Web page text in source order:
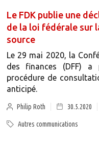
Le FDK publie une
de la loi fédérale sur
source
Le 29 mai 2020, la
des finances (DFF)
procédure de
anticipé.
Philip Roth 30.5.2020
Autres communications